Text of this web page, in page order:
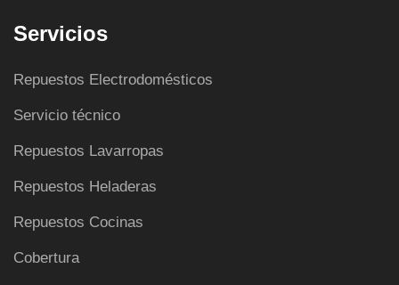
Servicios
Repuestos Electrodomésticos
Servicio técnico
Repuestos Lavarropas
Repuestos Heladeras
Repuestos Cocinas
Cobertura